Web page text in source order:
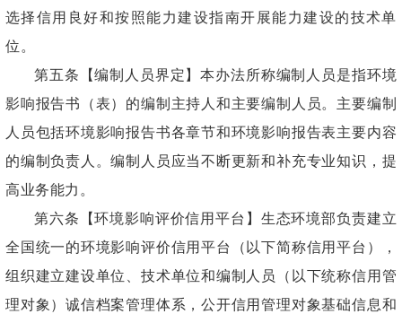
选择信用良好和按照能力建设指南开展能力建设的技术单
位。
第五条【编制人员界定】本办法所称编制人员是指环境
影响报告书（表）的编制主持人和主要编制人员。主要编制
人员包括环境影响报告书各章节和环境影响报告表主要内容
的编制负责人。编制人员应当不断更新和补充专业知识，提
高业务能力。
第六条【环境影响评价信用平台】生态环境部负责建立
全国统一的环境影响评价信用平台（以下简称信用平台），
组织建立建设单位、技术单位和编制人员（以下统称信用管
理对象）诚信档案管理体系，公开信用管理对象基础信息和